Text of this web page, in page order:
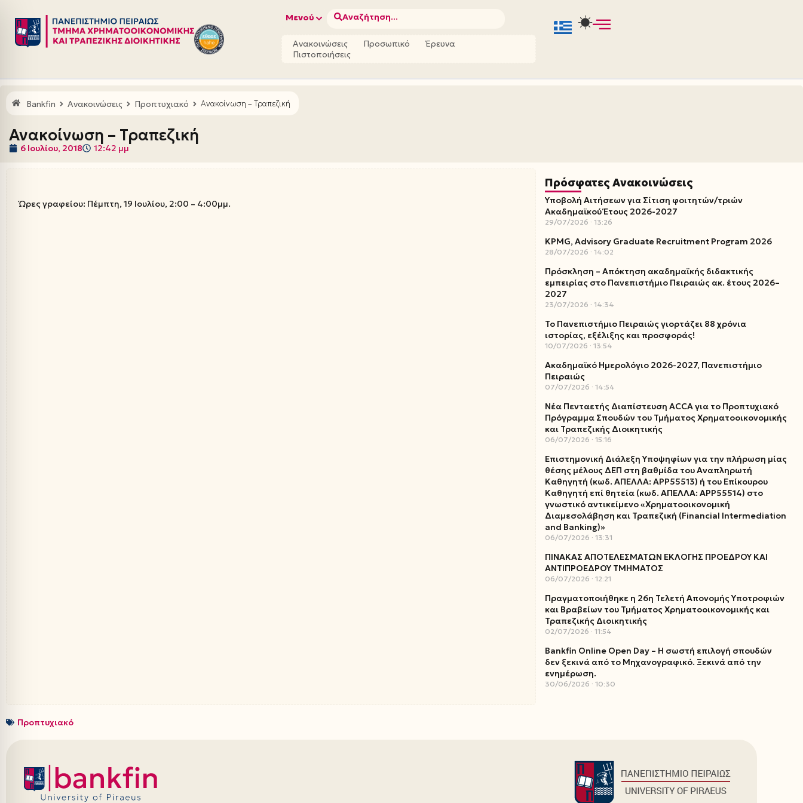
Μεταπηδήστε
στο
Μενού Αναζήτηση...
Ανακοινώσεις Προσωπικό
Έρευνα
Πιστοποιήσεις
Bankfin Ανακοινώσεις Προπτυχιακό Ανακοίνωση – Τραπεζική
Ανακοίνωση – Τραπεζική
6 Ιουλίου, 2018 12:42 μμ
Ώρες γραφείου: Πέμπτη, 19 Ιουλίου, 2:00 – 4:00μμ.
Πρόσφατες Ανακοινώσεις
Υποβολή Αιτήσεων για Σίτιση φοιτητών/τριών
Ακαδημαϊκού Έτους 2026-2027
29/07/2026 13:26
KPMG, Advisory Graduate Recruitment Program 2026
28/07/2026 14:02
Πρόσκληση – Απόκτηση ακαδημαϊκής διδακτικής
εμπειρίας στο Πανεπιστήμιο Πειραιώς ακ. έτους 2026–
2027
23/07/2026 14:34
Το Πανεπιστήμιο Πειραιώς γιορτάζει 88 χρόνια
ιστορίας, εξέλιξης και προσφοράς!
10/07/2026 13:54
Ακαδημαϊκό Ημερολόγιο 2026-2027, Πανεπιστήμιο
Πειραιώς
07/07/2026 14:54
Νέα Πενταετής Διαπίστευση ACCA για το Προπτυχιακό
Πρόγραμμα Σπουδών του Τμήματος Χρηματοοικονομικής
και Τραπεζικής Διοικητικής
06/07/2026 15:16
Επιστημονική Διάλεξη Υποψηφίων για την πλήρωση μίας
θέσης μέλους ΔΕΠ στη βαθμίδα του Αναπληρωτή
Καθηγητή (κωδ. ΑΠΕΛΛΑ: ΑΡΡ55513) ή του Επίκουρου
Καθηγητή επί θητεία (κωδ. ΑΠΕΛΛΑ: ΑΡΡ55514) στο
γνωστικό αντικείμενο «Χρηματοοικονομική
Διαμεσολάβηση και Τραπεζική (Financial Intermediation
and Banking)»
06/07/2026 13:31
ΠΙΝΑΚΑΣ ΑΠΟΤΕΛΕΣΜΑΤΩΝ ΕΚΛΟΓΗΣ ΠΡΟΕΔΡΟΥ ΚΑΙ
ΑΝΤΙΠΡΟΕΔΡΟΥ ΤΜΗΜΑΤΟΣ
06/07/2026 12:21
Πραγματοποιήθηκε η 26η Τελετή Απονομής Υποτροφιών
και Βραβείων του Τμήματος Χρηματοοικονομικής και
Τραπεζικής Διοικητικής
02/07/2026 11:54
Bankfin Online Open Day – Η σωστή επιλογή σπουδών
δεν ξεκινά από το Μηχανογραφικό. Ξεκινά από την
ενημέρωση.
30/06/2026 10:30
Προπτυχιακό